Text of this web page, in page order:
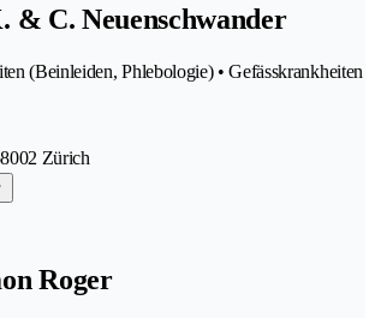
& C. Neuenschwander
(Beinleiden, Phlebologie) • Gefässkrankheiten
8002 Zürich
Roger